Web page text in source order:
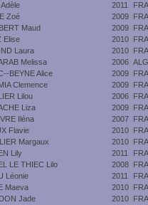
2011
FRA
Zoé 2009 FRA
Maud 2009 FRA
Elise 2010 FRA
Laura 2010 FRA
Melissa 2006 ALG
BEYNE Alice 2009 FRA
Clemence 2009 FRA
Lilou 2006 FRA
Liza 2009 FRA
Iléna 2007 FRA
Flavie 2010 FRA
Margaux 2010 FRA
Lily 2011
FRA
LE THIEC Lilo 2008 FRA
Léonie 2011
FRA
Maeva 2010 FRA
Jade 2010 FRA